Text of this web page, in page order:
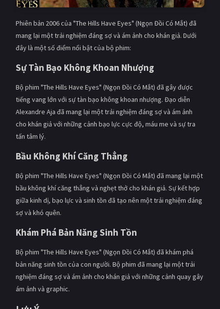
Phiên bản 2006 của "The Hills Have Eyes" (Ngọn Đồi Có Mắt) đã
mang lại một trải nghiệm đáng sợ và ám ảnh cho khán giả. Dưới
đây là một số điểm nổi bật của bộ phim:
Sự Tàn Bạo Không Khoan Nhượng
Bộ phim "The Hills Have Eyes" (Ngọn Đồi Có Mắt) đã gây được
tiếng vang lớn với sự tàn bạo không khoan nhượng. Đạo diễn
Alexandre Aja đã mang lại một trải nghiệm đáng sợ và ám ảnh
cho khán giả với những cảnh bạo lực cực độ, máu me và sự tra
tấn tâm lý.
Bầu Không Khí Căng Thẳng
Bộ phim "The Hills Have Eyes" (Ngọn Đồi Có Mắt) đã mang lại một
bầu không khí căng thẳng và nghẹt thở cho khán giả. Sự kết hợp
giữa kinh dị, bạo lực và sinh tồn đã tạo nên một trải nghiệm đáng
sợ và khó quên.
Khám Phá Bản Năng Sinh Tồn
Bộ phim "The Hills Have Eyes" (Ngọn Đồi Có Mắt) đã khám phá
bản năng sinh tồn của con người. Bộ phim đã mang lại một trải
nghiệm đáng sợ và ám ảnh cho khán giả với những cảnh quay gây
ám ảnh và graphic.